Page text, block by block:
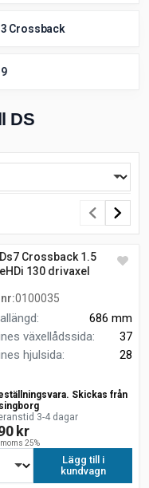
3 Crossback
DS
Ds7 Crossback 1.5
130 drivaxel
:0100035
:
686 mm
växellådssida:
37
hjulsida: 28
Skickas från
3-4 dagar
kr
25%
Lägg till i
kundvagn